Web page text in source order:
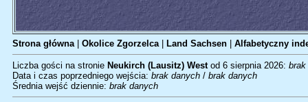
Strona główna| Okolice Zgorzelca| Land Sachsen Alfabetyczny
Liczba gości na stronie Neukirch (Lausitz) Westod 6 sierpnia 2026: brak
Data i czas poprzedniego wejścia: brak danych / brak danych
Średnia wejść dziennie: brak danych